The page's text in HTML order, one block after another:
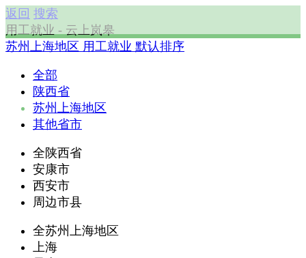
返回 搜索
用工就业 - 云上岚皋
苏州上海地区 用工就业 默认排序
全部
陕西省
苏州上海地区
其他省市
全陕西省
安康市
西安市
周边市县
全苏州上海地区
上海